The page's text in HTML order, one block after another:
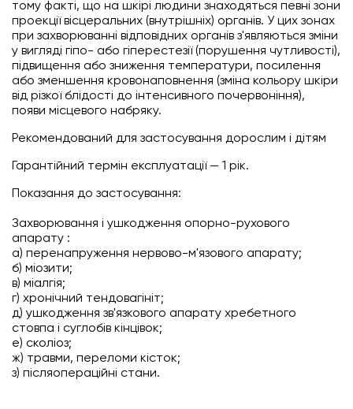
тому факті, що на шкірі людини знаходяться певні зони
проекції вісцеральних (внутрішніх) органів. У цих зонах
при захворюванні відповідних органів з'являються зміни
у вигляді гіпо- або гіперестезії (порушення чутливості),
підвищення або зниження температури, посилення
або зменшення кровонаповнення (зміна кольору шкіри
від різкої блідості до інтенсивного почервоніння),
появи місцевого набряку.
Рекомендований для застосування дорослим і дітям
Гарантійний термін експлуатації — 1 рік.
Показання до застосування:
Захворювання і ушкодження опорно-рухового
апарату :
а) перенапруження нервово-м'язового апарату;
б) міозити;
в) міалгія;
г) хронічний тендовагініт;
д) ушкодження зв'язкового апарату хребетного
стовпа і суглобів кінцівок;
е) сколіоз;
ж) травми, переломи кісток;
з) післяопераційні стани.